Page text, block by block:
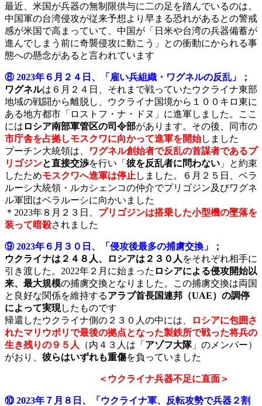
最近、米国が兵器の無制限供与に二の足を踏んでいるのは。
中国軍の台湾侵攻が従来予想より早まる恐れがあるとの警戒
感が米国で高まっていて、中国が「日米や台湾の兵器備蓄が
進んでしまう前に奇襲侵攻に動こう」との衝動にかられる事
態への懸念があると言われています
⑧ 2023年６月２４日、「雇い兵組織・ワグネルの反乱」；
ワグネルは６月２４日、それまで戦っていたウクライナ東部
地域の戦闘から離脱し、ウクライナ国境から１００キロ東に
ある地方都市「ロストフ・ナ・ドヌ」に進軍しました。ここ
には ロシア南部軍管区の司令部があります。その後、同市の
市庁舎を占拠しモスクワに向かって進軍を開始しました
プーチン大統領は、
ワグネル創始者で反乱の首謀者であるプ
リゴジンと直接交渉を行い「 彼を反乱者に問わない 」と約束
したためモスクワへ進軍は停止 しました。６月２５日、ベラ
ルーシ大統領・ルカシェンコの仲介でプリゴジン及びワグネ
ル軍団はベラルーシに向かいました
＊2023年８月２３日、 プリゴジンは搭乗した小型機の墜落を
装って暗殺されました
⑨ 2023年６月３０日、「侵攻後最多の捕虜交換」；
ウクライナは２４８人、ロシアは２３０人 をそれぞれ相手に
引き渡した。2022年２月に始まった ロシアによる侵攻開始以
来、最大規模の捕虜交換となりました。この捕虜交換は両国
と良好な関係を維持するアラブ首長国連邦（UAE）の調停
によって実現したものです
帰還したウクライナ側の２３０人の中には、
ロシアに包囲さ
れたマリウポリで最後の拠点となった製鉄所で戦った将兵の
生き残りの９５人
（内４３人は「 アゾフ大隊」のメンバー）
がおり、 彼らはいずれも重傷を負っていました
＜ウクライナ兵器不足に直面＞
⑩ 2023年７月８日、「ウクライナ軍、反転攻勢で兵器２割